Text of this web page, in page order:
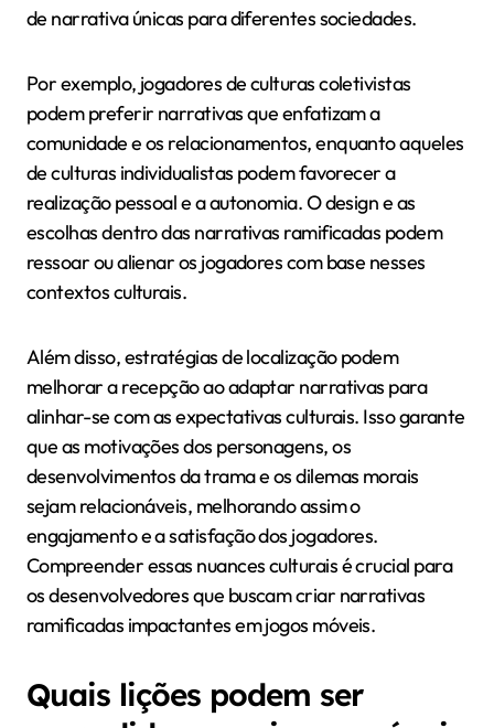
em jogos móveis?
Exemplos de sucesso de narrativas ramificadas em
jogos móveis incluem “Life is Strange”, “The Walking
Dead” e “Choices”. Esses jogos permitem que os
jogadores façam escolhas que impactam a direção da
história, criando experiências únicas. “Life is Strange”
apresenta manipulação do tempo, aumentando a
profundidade narrativa. “The Walking Dead” enfatiza
decisões emocionais, afetando relacionamentos
variados, exibindo diferentes estilos narrativos. Cada
jogo demonstra os benefícios da agência do jogador e
do engajamento através de enredos ramificados.
Como as diferenças culturais
influenciam a recepção de
narrativas ramificadas?
As diferenças culturais moldam significativamente
como as narrativas ramificadas são recebidas em
refletem valores culturais, normas sociais e tradições
de narrativa únicas para diferentes sociedades.